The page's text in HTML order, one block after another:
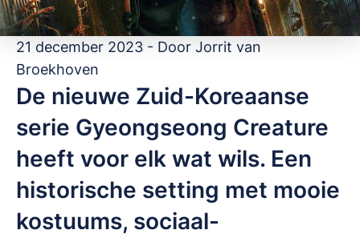
21 december 2023 - Door Jorrit van
Broekhoven
De nieuwe Zuid-Koreaanse
serie Gyeongseong Creature
heeft voor elk wat wils. Een
historische setting met mooie
kostuums, sociaal-